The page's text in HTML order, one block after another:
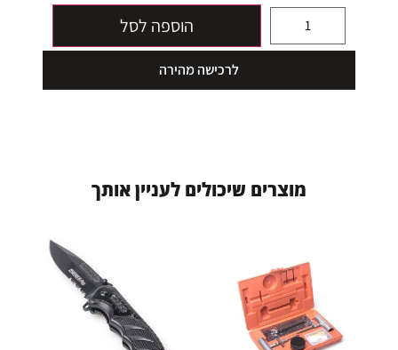
הוספה לסל
לרכישה מהירה
מוצרים שיכולים לענייןאותך